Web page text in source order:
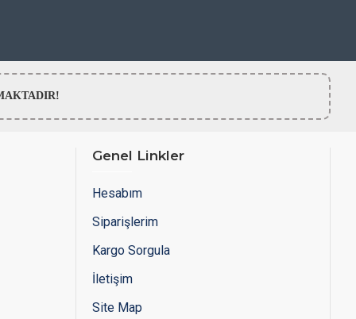
Genel Linkler
Hesabım
Siparişlerim
Kargo Sorgula
İletişim
Site Map